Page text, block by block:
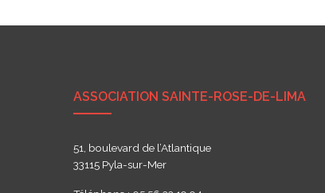
ASSOCIATION SAINTE-ROSE-DE-LIMA
51, boulevard de l’Atlantique
33115 Pyla-sur-Mer